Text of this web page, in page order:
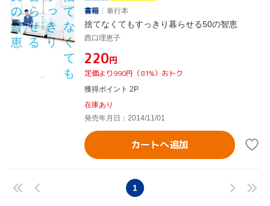
書籍
単行本
捨てなくてもすっきり暮らせる50の智恵
西口理恵子
¥220円
定価より990円（81%）おトク
獲得ポイント 2P
在庫あり
発売年月日：2014/11/01
カートへ追加
1